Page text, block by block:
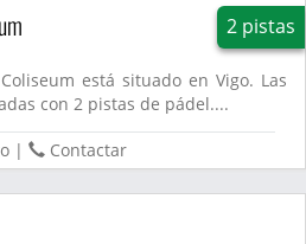
2 pistas
está situado en Vigo. Las
con 2 pistas de pádel....
| Contactar